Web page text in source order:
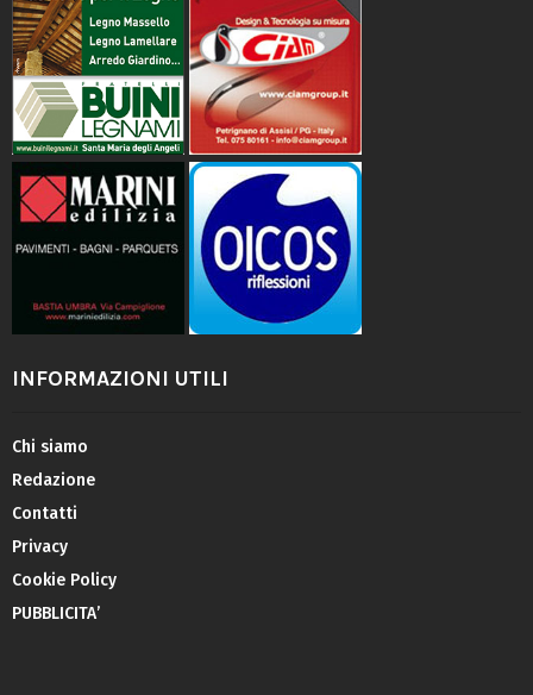
INFORMAZIONI UTILI
Chi siamo
Redazione
Contatti
Privacy
Cookie Policy
PUBBLICITA’